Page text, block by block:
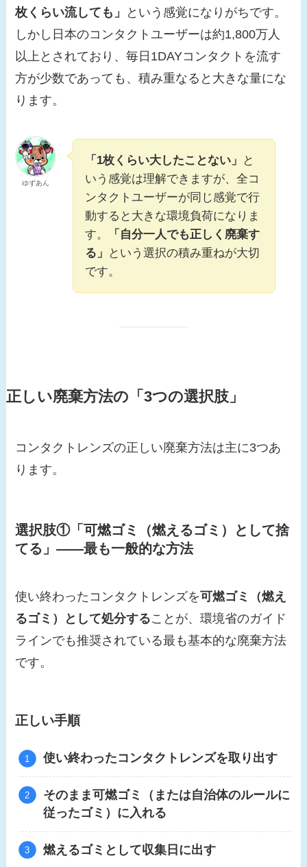
枚くらい流しても」
という感覚になりがちです。
しかし日本のコンタクトユーザーは約1,800万人
以上とされており、毎日1DAYコンタクトを流す
方が少数であっても、積み重なると大きな量にな
ります。
ゆずあん
「1枚くらい大したことない」
と
いう感覚は理解できますが、全コ
ンタクトユーザーが同じ感覚で行
動すると大きな環境負荷になりま
す。
「自分一人でも正しく廃棄す
る」
という選択の積み重ねが大切
です。
正しい廃棄方法の「3つの選択肢」
コンタクトレンズの正しい廃棄方法は主に3つあ
ります。
選択肢①「可燃ゴミ（燃えるゴミ）として捨
てる」——最も一般的な方法
使い終わったコンタクトレンズを可燃ゴミ（燃え
るゴミ）として処分することが、環境省のガイド
ラインでも推奨されている最も基本的な廃棄方法
です。
正しい手順
使い終わったコンタクトレンズを取り出す
そのまま可燃ゴミ（または自治体のルールに
従ったゴミ）に入れる
燃えるゴミとして収集日に出す